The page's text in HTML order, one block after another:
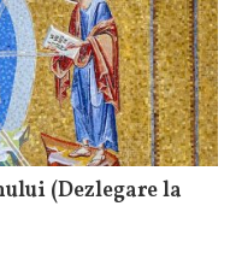
(Dezlegare la